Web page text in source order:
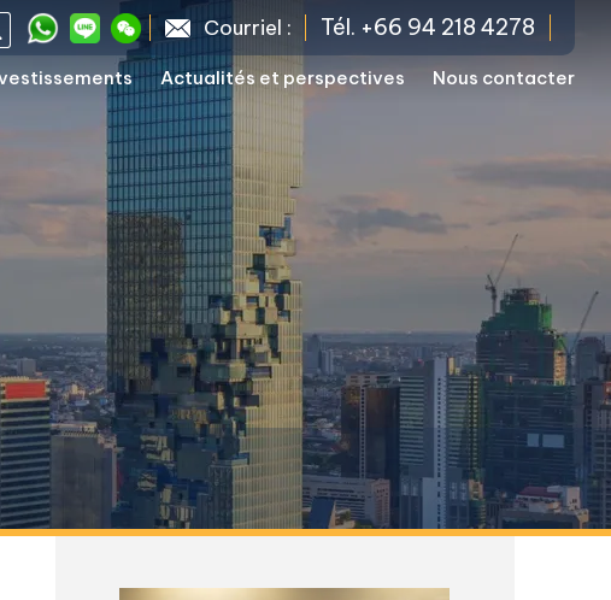
Courriel : Tél. +66 94 218 4278
Actualités et perspectives Nous contacter